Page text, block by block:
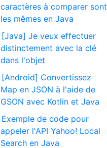
caractères à comparer sont
les mêmes en Java
[Java] Je veux effectuer
distinctement avec la clé
dans l'objet
[Android] Convertissez
Map en JSON à l'aide de
GSON avec Kotlin et Java
Exemple de code pour
appeler l'API Yahoo! Local
Search en Java